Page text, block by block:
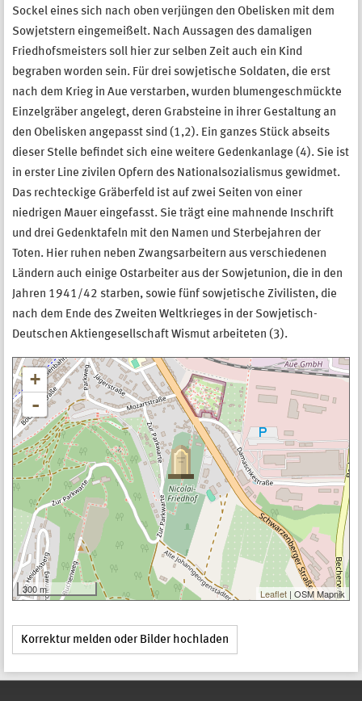
Sockel eines sich nach oben verjüngen den Obelisken mit dem
Sowjetstern eingemeißelt. Nach Aussagen des damaligen
Friedhofsmeisters soll hier zur selben Zeit auch ein Kind
begraben worden sein. Für drei sowjetische Soldaten, die erst
nach dem Krieg in Aue verstarben, wurden blumengeschmückte
Einzelgräber angelegt, deren Grabsteine in ihrer Gestaltung an
den Obelisken angepasst sind (1,2). Ein ganzes Stück abseits
dieser Stelle beﬁndet sich eine weitere Gedenkanlage (4). Sie ist
in erster Line zivilen Opfern des Nationalsozialismus gewidmet.
Das rechteckige Gräberfeld ist auf zwei Seiten von einer
niedrigen Mauer eingefasst. Sie trägt eine mahnende Inschrift
und drei Gedenktafeln mit den Namen und Sterbejahren der
Toten. Hier ruhen neben Zwangsarbeitern aus verschiedenen
Ländern auch einige Ostarbeiter aus der Sowjetunion, die in den
Jahren 1941/42 starben, sowie fünf sowjetische Zivilisten, die
nach dem Ende des Zweiten Weltkrieges in der Sowjetisch-
Deutschen Aktiengesellschaft Wismut arbeiteten (3).
+
-
300 m Leaflet | OSM Mapnik
Korrektur melden oder Bilder hochladen